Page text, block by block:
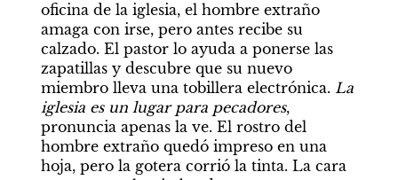
oficina de la iglesia, el hombre extraño
amaga con irse, pero antes recibe su
calzado. El pastor lo ayuda a ponerse las
zapatillas y descubre que su nuevo
miembro lleva una tobillera electrónica. La
iglesia es un lugar para pecadores,
pronuncia apenas la ve. El rostro del
hombre extraño quedó impreso en una
hoja, pero la gotera corrió la tinta. La cara